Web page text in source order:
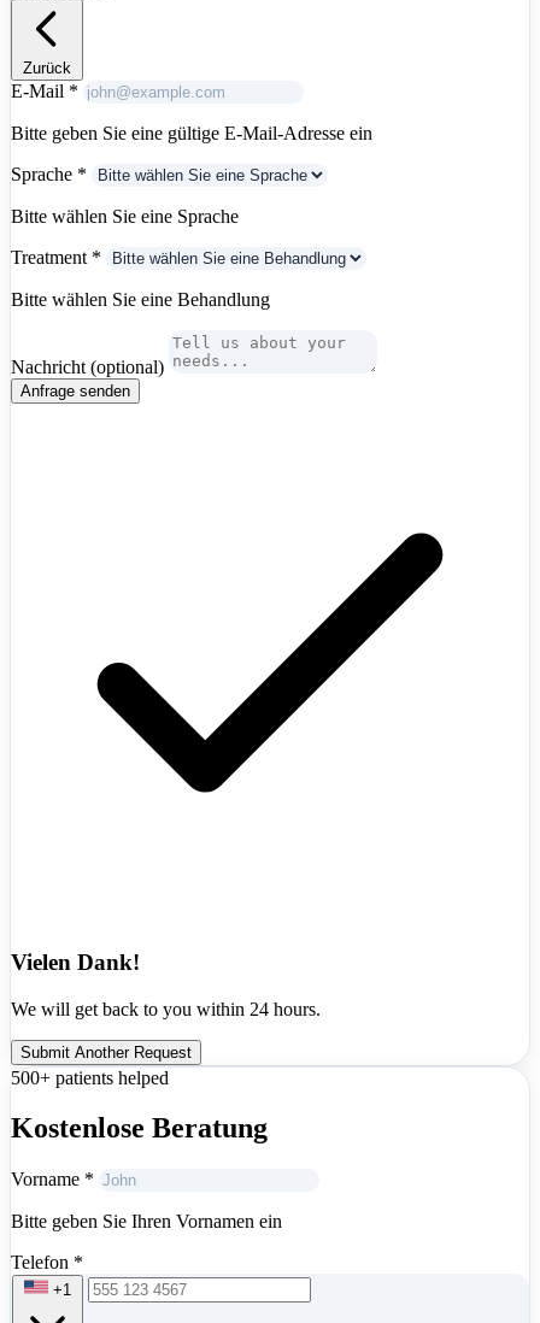
+213
Zurück
E-Mail *
Bitte geben Sie eine gültige E-Mail-Adresse ein
Sprache *
Bitte wählen Sie eine Sprache
Treatment *
Bitte wählen Sie eine Behandlung
Nachricht (optional)
Anfrage senden
Vielen Dank!
We will get back to you within 24 hours.
Submit Another Request
500+ patients helped
Kostenlose Beratung
Vorname *
Bitte geben Sie Ihren Vornamen ein
Telefon *
+1